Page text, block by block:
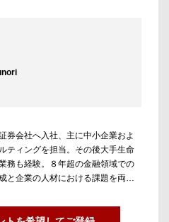
サルティングファーム全般（戦
ティックなど）を担当。
卒や事業会社（CxO、経営企画、
のポストコンサルの方々の事業会
いて納得感のある意思決定のサポ
券会社へ入社、主に中小企業およ
ティングを担当。その後大手生命
務も経験。８年超の金融領域での
と企業の人材における課題を両面